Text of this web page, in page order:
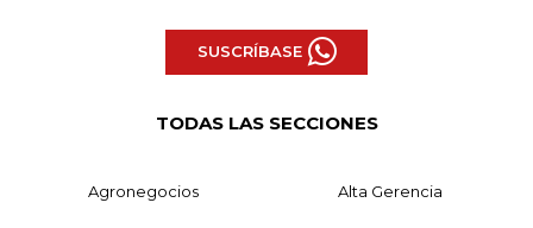
SUSCRÍBASE
TODAS LAS SECCIONES
Agronegocios Alta Gerencia